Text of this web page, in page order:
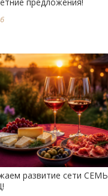
развитие сети СЕМЬ